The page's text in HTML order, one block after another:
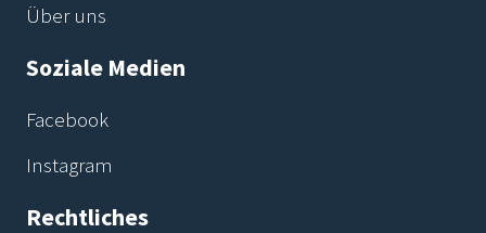
Über uns
Soziale Medien
Facebook
Instagram
Rechtliches